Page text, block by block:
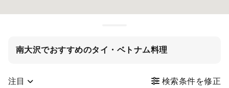
南大沢でおすすめのタイ・ベトナム料理
注目 検索条件を修正